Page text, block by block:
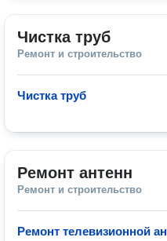
Чистка труб
Ремонт и строительство
Чистка труб
Ремонт антенн
Ремонт и строительство
Ремонт телевизионной